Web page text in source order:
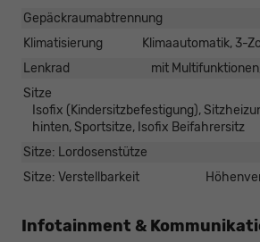
Gepäckraumabtrennung
Klimatisierung
Klimaautomatik, 3-
Lenkrad
mit
Sitze
Isofix (Kindersitzbefestigung),
hinten, Sportsitze, Isofix Beifahrersitz
Sitze: Lordosenstütze
Sitze: Verstellbarkeit
Infotainment &